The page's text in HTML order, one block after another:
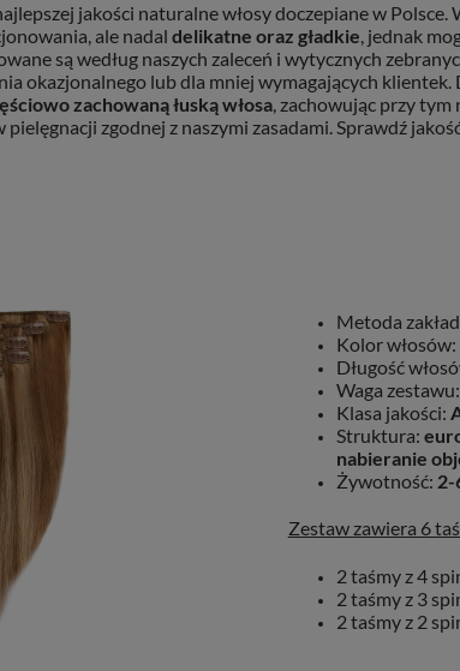
jakości naturalne włosy doczepiane w Polsce.
ale nadal delikatne oraz gładkie, jednak
są według naszych zaleceń i wytycznych
okazjonalnego lub dla mniej wymagających
zachowaną łuską włosa, zachowując przy tym
zgodnej z naszymi zasadami. Sprawdź
Metoda
Kolor włosów:
Długość
Waga zestawu:
Klasa jakości:
Struktura:
nabieranie
Żywotność: 2-
Zestaw zawiera 6
2 taśmy z 4
2 taśmy z 3
2 taśmy z 2